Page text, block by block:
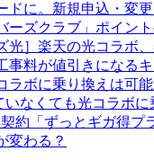
ドに。新規申込・変
ーズクラブ」ポイン
光］楽天の光コラボ
事料が値引きになる
ラボに乗り換えは可
なくても光コラボに
契約「ずっとギガ得
変わる？